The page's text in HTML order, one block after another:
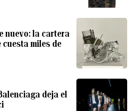
nuevo: la cartera
cuesta miles de
deja el